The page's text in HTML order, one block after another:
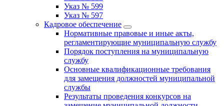
Указ № 599
Указ № 597
Кадровое обеспечение
Нормативные правовые и иные акты,
регламентирующие муниципальную службу
Порядок поступления на муниципальную
службу
Основные квалификационные требования
для замещения должностей муниципальной
службы
Результаты проведения конкурсов на